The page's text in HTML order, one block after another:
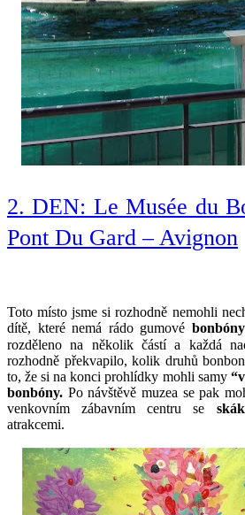
2. DEN: Le Musée du
Pont Du Gard – Avignon
Toto místo jsme si rozhodně nemohli
dítě, které nemá rádo gumové
rozděleno na několik částí a každá
rozhodně překvapilo, kolik druhů
to, že si na konci prohlídky mohli samy
bonbóny. Po návštěvě muzea se pak
venkovním zábavním centru se
atrakcemi.